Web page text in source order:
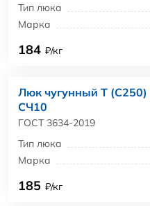
Тип люка
Марка
184 ₽/кг
Люк чугунный Т
СЧ10
ГОСТ 3634-2019
Тип люка
Марка
185 ₽/кг